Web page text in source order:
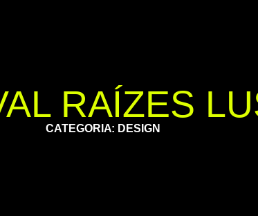
RAÍZES
CATEGORIA: DESIGN